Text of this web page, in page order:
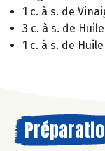
1 c. à s. de
3 c. à s. de
1 c. à s. de